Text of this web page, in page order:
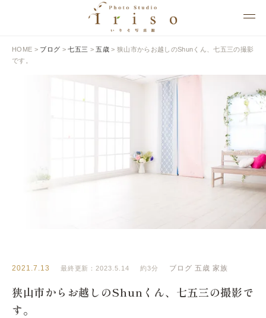
HOME > ブログ >七五三 >五歳 > 狭山市からお越しのShunくん、七五三の撮影
です。
2021.7.13 最終更新：2023.5.14 約3分 ブログ 五歳 家族
狭山市からお越しのShunくん、七五三の撮影で
す。